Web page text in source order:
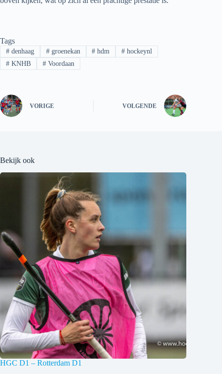
Tags
#denhaag #groenekan # hdm # hockeynl
#KNHB #Voordaan
VORIGE VOLGENDE
Bekijk ook
HGC D1 – Rotterdam D1